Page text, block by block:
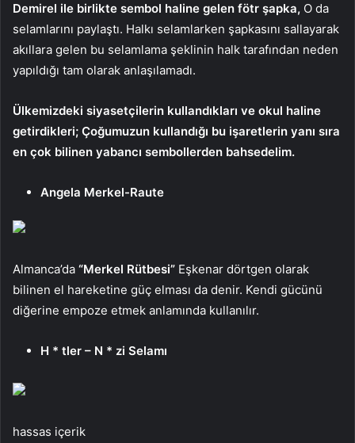
Demirel ile birlikte sembol haline gelen fötr şapka, O da
selamlarını paylaştı. Halkı selamlarken şapkasını sallayarak
akıllara gelen bu selamlama şeklinin halk tarafından neden
yapıldığı tam olarak anlaşılamadı.
Ülkemizdeki siyasetçilerin kullandıkları ve okul haline
getirdikleri; Çoğumuzun kullandığı bu işaretlerin yanı sıra
en çok bilinen yabancı sembollerden bahsedelim.
Angela Merkel-Raute
Almanca’da “Merkel Rütbesi” Eşkenar dörtgen olarak
bilinen el hareketine güç elması da denir. Kendi gücünü
diğerine empoze etmek anlamında kullanılır.
H * tler – N * zi Selamı
hassas içerik